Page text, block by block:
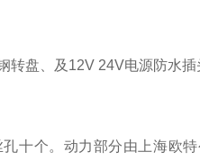
盘、及12V 24V电源防水插
十个。动力部分由上海欧